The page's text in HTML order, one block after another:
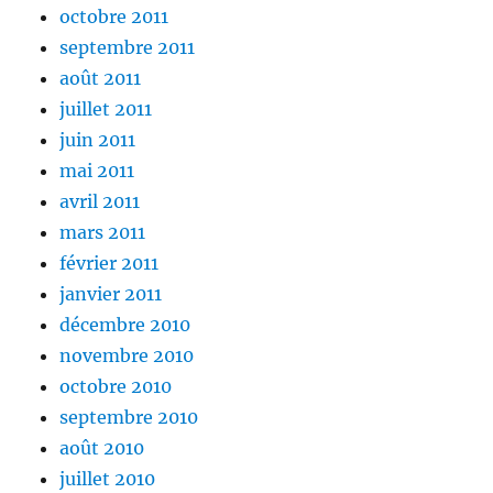
octobre 2011
septembre 2011
août 2011
juillet 2011
juin 2011
mai 2011
avril 2011
mars 2011
février 2011
janvier 2011
décembre 2010
novembre 2010
octobre 2010
septembre 2010
août 2010
juillet 2010